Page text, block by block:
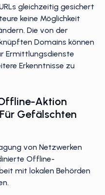
gleichzeitig gesichert
keine Möglichkeit
Die von der
Domains können
Ermittlungsdienste
Erkenntnisse zu
Aktion
Gefälschten
von Netzwerken
Offline-
mit lokalen Behörden